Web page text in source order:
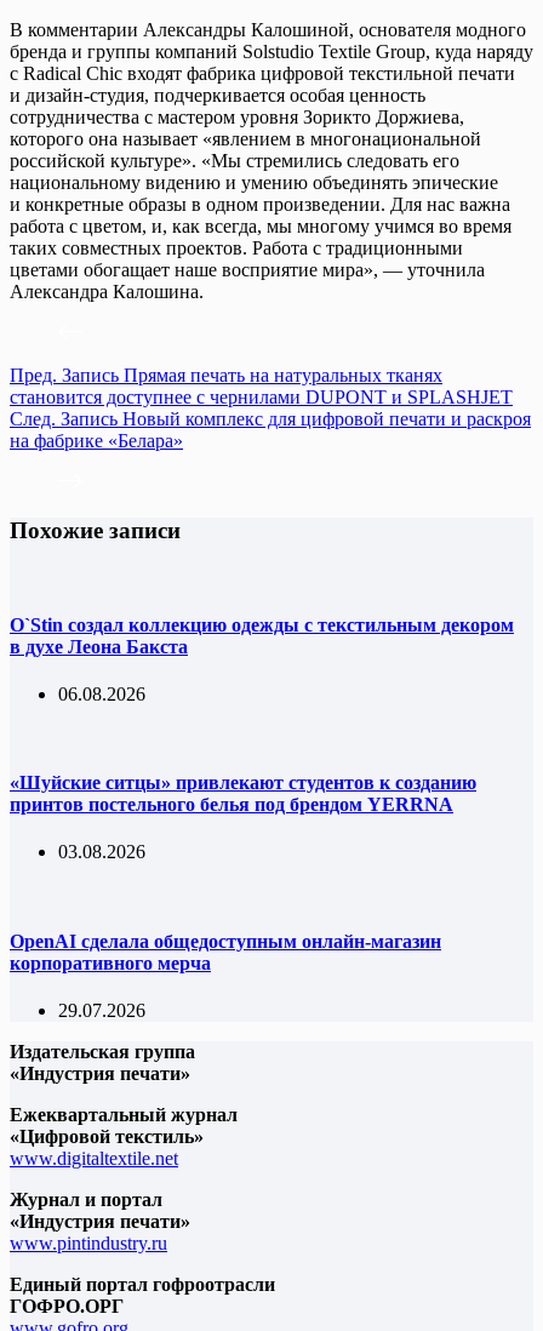
В комментарии Александры Калошиной, основателя модного
бренда и группы компаний Solstudio Textile Group, куда наряду
с Radical Chic входят фабрика цифровой текстильной печати
и дизайн-студия, подчеркивается особая ценность
сотрудничества с мастером уровня Зорикто Доржиева,
которого она называет «явлением в многонациональной
российской культуре». «Мы стремились следовать его
национальному видению и умению объединять эпические
и конкретные образы в одном произведении. Для нас важна
работа с цветом, и, как всегда, мы многому учимся во время
таких совместных проектов. Работа с традиционными
цветами обогащает наше восприятие мира», — уточнила
Александра Калошина.
Пред. Запись Прямая печать на натуральных тканях
становится доступнее с чернилами DUPONT и SPLASHJET
След. Запись Новый комплекс для цифровой печати и раскроя
на фабрике «Белара»
Похожие записи
O`Stin создал коллекцию одежды с текстильным декором
в духе Леона Бакста
06.08.2026
«Шуйские ситцы» привлекают студентов к созданию
принтов постельного белья под брендом YERRNA
03.08.2026
OpenAI сделала общедоступным онлайн-магазин
корпоративного мерча
29.07.2026
Издательская группа
«Индустрия печати»
Ежеквартальный журнал
«Цифровой текстиль»
www.digitaltextile.net
Журнал и портал
«Индустрия печати»
www.pintindustry.ru
Единый портал гофроотрасли
ГОФРО.ОРГ